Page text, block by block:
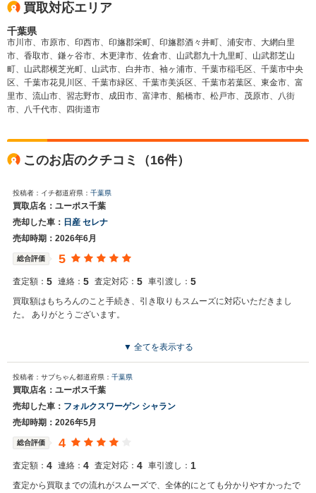
買取対応エリア
千葉県
市川市、市原市、印西市、印旛郡栄町、印旛郡酒々井町、浦安市、大網白里
市、香取市、鎌ヶ谷市、木更津市、佐倉市、山武郡九十九里町、山武郡芝山
町、山武郡横芝光町、山武市、白井市、袖ヶ浦市、千葉市稲毛区、千葉市中央
区、千葉市花見川区、千葉市緑区、千葉市美浜区、千葉市若葉区、東金市、富
里市、流山市、習志野市、成田市、富津市、船橋市、松戸市、茂原市、八街
市、八千代市、四街道市
このお店のクチコミ（16件）
投稿者：イチ都道府県： 千葉県
買取店名：ユーポス千葉
売却した車： 日産 セレナ
売却時期：2026年6月
総合評価 5
査定額： 5 連絡： 5 査定対応： 5 車引渡し： 5
買取額はもちろんのこと手続き、引き取りもスムーズに対応いただきまし
た。 ありがとうございます。
▼ 全てを表示する
投稿者：サブちゃん都道府県： 千葉県
買取店名：ユーポス千葉
売却した車： フォルクスワーゲン シャラン
売却時期：2026年5月
総合評価 4
査定額： 4 連絡： 4 査定対応： 4 車引渡し： 1
査定から買取までの流れがスムーズで、全体的にとても分かりやすかったで